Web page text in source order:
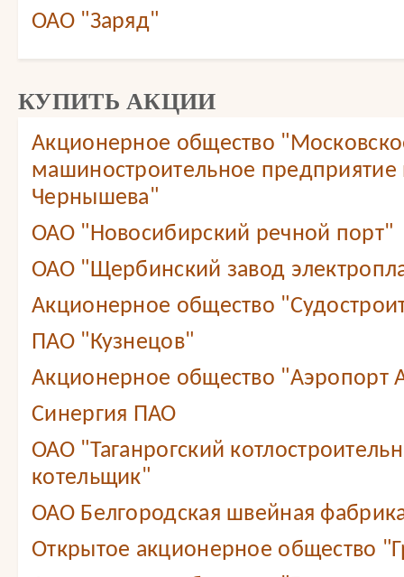
ОАО "Заряд"
КУПИТЬ АКЦИИ
Акционерное общество
машиностроительное
Чернышева"
ОАО "Новосибирский речной порт"
ОАО "Щербинский завод
Акционерное общество
ПАО "Кузнецов"
Акционерное общество "Аэропорт
Синергия ПАО
ОАО "Таганрогский
котельщик"
ОАО Белгородская швейная
Открытое акционерное общество